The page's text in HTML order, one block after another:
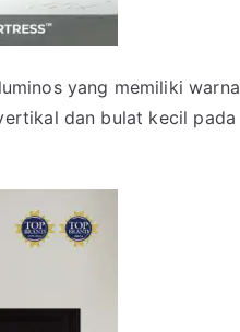
yang memiliki warna
dan bulat kecil pada